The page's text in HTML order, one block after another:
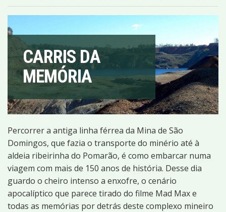
CARRIS DA
MEMÓRIA
Percorrer a antiga linha férrea da Mina de São
Domingos, que fazia o transporte do minério até à
aldeia ribeirinha do Pomarão, é como embarcar numa
viagem com mais de 150 anos de história. Desse dia
guardo o cheiro intenso a enxofre, o cenário
apocalíptico que parece tirado do filme Mad Max e
todas as memórias por detrás deste complexo mineiro